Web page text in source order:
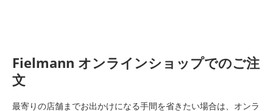
Fielmann オンラインショップでのご注
文
最寄りの店舗までお出かけになる手間を省きたい場合は、オンラ